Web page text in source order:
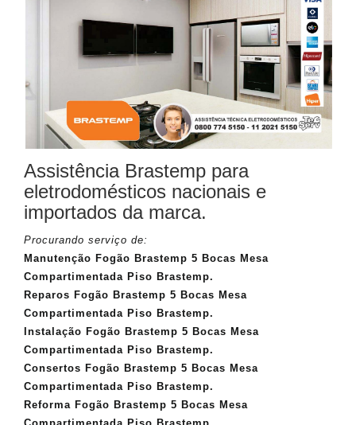
Assistência Brastemp para
eletrodomésticos nacionais e
importados da marca.
Procurando serviço de:
Manutenção Fogão Brastemp 5 Bocas Mesa
Compartimentada Piso Brastemp.
Reparos Fogão Brastemp 5 Bocas Mesa
Compartimentada Piso Brastemp.
Instalação Fogão Brastemp 5 Bocas Mesa
Compartimentada Piso Brastemp.
Consertos Fogão Brastemp 5 Bocas Mesa
Compartimentada Piso Brastemp.
Reforma Fogão Brastemp 5 Bocas Mesa